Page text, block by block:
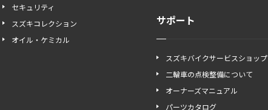
セキュリティ
スズキコレクション
オイル・ケミカル
サポート
スズキバイクサービスショップ
二輪車の点検整備について
オーナーズマニュアル
パーツカタログ